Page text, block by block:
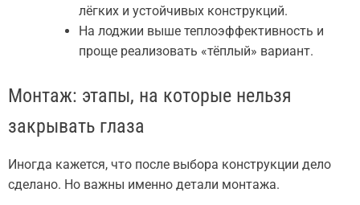
лёгких и устойчивых конструкций.
На лоджии выше теплоэффективность и
проще реализовать «тёплый» вариант.
Монтаж: этапы, на которые нельзя
закрывать глаза
Иногда кажется, что после выбора конструкции дело
сделано. Но важны именно детали монтажа.